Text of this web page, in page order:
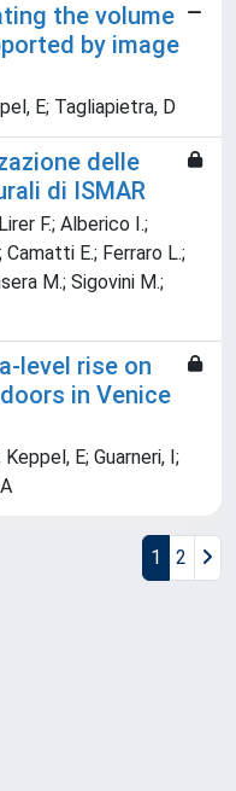
the volume
by image
E; Tagliapietra, D
delle
di ISMAR
F.; Alberico I.;
E.; Ferraro L.;
M.; Sigovini M.;
level rise on
in Venice
E; Guarneri, I;
1 2